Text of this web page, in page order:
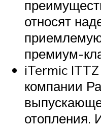
относят
премиум-
iTermic
компании
отопления.